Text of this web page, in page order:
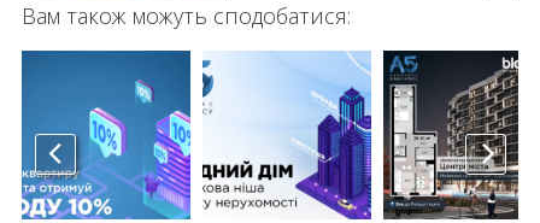
Вам також можуть сподобатися: